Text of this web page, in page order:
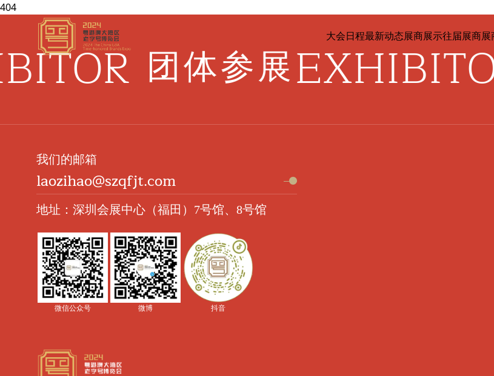
大会日程最新动态展商展示往届展商展
404
团体参展
我们的邮箱
laozihao@szqfjt.com
地址：深圳会展中心（福田）7号馆、8号馆
微信公众号 微博 抖音